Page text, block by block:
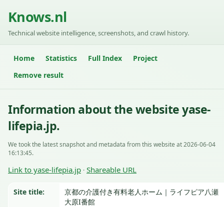
Knows.nl
Technical website intelligence, screenshots, and crawl history.
Home Statistics Full Index
Project
Remove result
Information about the website yase-
lifepia.jp.
We took the latest snapshot and metadata from this website at 2026-06-04
16:13:45.
Link to yase-lifepia.jp · Shareable URL
Site title:
京都の介護付き有料老人ホーム｜ライフピア八瀬
大原I番館